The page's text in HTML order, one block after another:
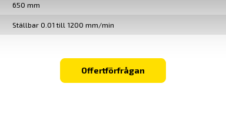
650 mm
Ställbar 0.01 till 1200 mm/min
Offertförfrågan